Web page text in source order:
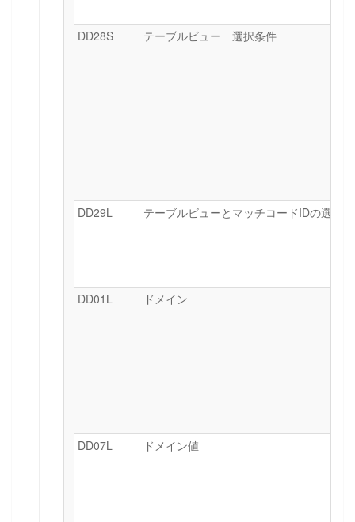
DD28S テーブルビュー 選択条件
DD29L テーブルビューとマッチコードIDの選択
DD01L ドメイン
DD07L ドメイン値